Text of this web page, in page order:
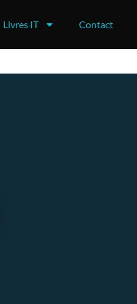
Livres IT Contact